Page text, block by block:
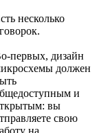
несколько
первых, дизайн
должен
и
вы
свою
на